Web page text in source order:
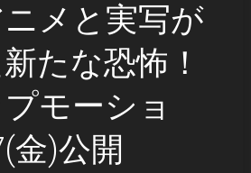
メと実写が
たな恐怖！
プモーショ
金)公開